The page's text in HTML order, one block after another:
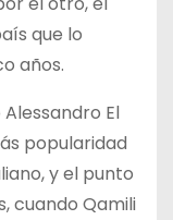
que lo
años.
El
popularidad
y el punto
cuando Qamili